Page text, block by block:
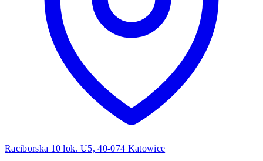
Raciborska 10 lok. U5, 40-074 Katowice